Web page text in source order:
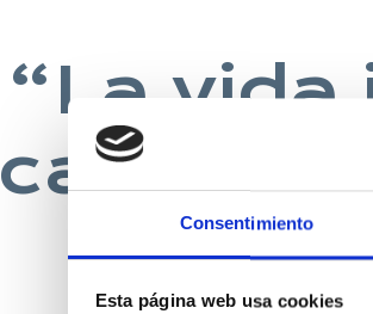
Consentimiento
Esta página web usa cookies
“La
casa